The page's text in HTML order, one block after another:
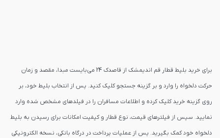
برای خرید بلیط قطار قم اندیمشک از قاصدک 24 می‌بایست مبدا، مقصد و زمان
حرکت دلخواه را وارد و بر گزینه جستجو کلیک کنید. پس از انتخاب بلیط خود، بر
روی گزینه خرید کلیک کرده و اطلاعات مسافران را در فیلدهای مشخص شده وارد
نمایید. سپس از فیلترهای قیمت، نوع قطار و کیفیت امکانات برای رسیدن به بلیط
دلخواه خود کمک بگیرید. پس از عملیات پرداخت در درگاه بانکی، نسخه الکترونیکی